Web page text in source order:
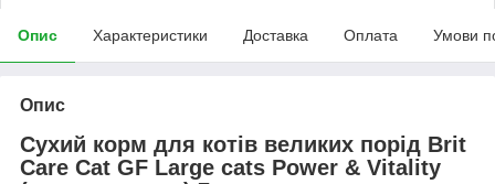
Опис Характеристики Доставка Оплата Умови
Опис
Сухий корм для котів великих порід Brit
Care Cat GF Large cats Power & Vitality